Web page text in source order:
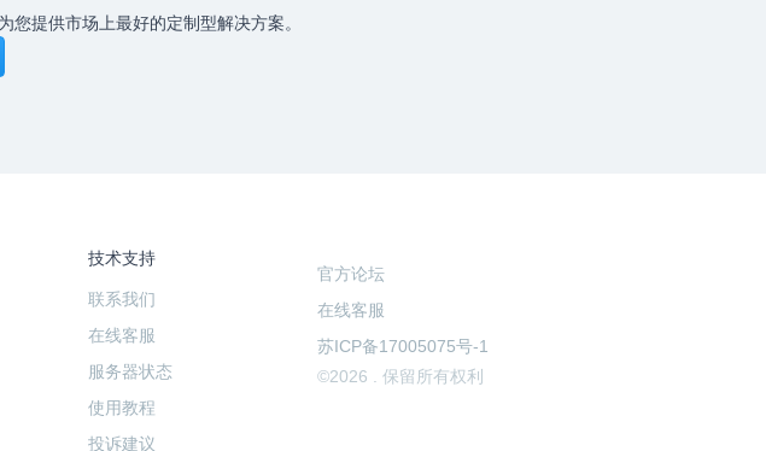
提供市场上最好的定制型解决方案。
技术支持
联系我们
在线客服
服务器状态
使用教程
投诉建议
官方论坛
在线客服
苏ICP备17005075号-1
©2026 . 保留所有权利